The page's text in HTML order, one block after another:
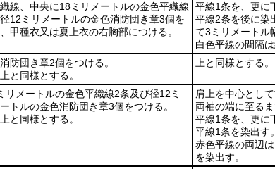
線、中央に18ミリメートルの金色平織線
12ミリメートルの金色消防団き章3個を
甲種衣又は夏上衣の右胸部につける。
平線1条を、更に
平線2条を後に染
て3ミリメートル
白色平線の間隔
防団き章2個をつける。
と同様とする。
上と同様とする。
リメートルの金色平織線2条及び径12ミ
トルの金色消防団き章3個をつける。
と同様とする。
肩上を中心とし
両袖の端に至る
平線1条を、更に
平線1条を染出す。
赤色平線の両辺
を染出す。